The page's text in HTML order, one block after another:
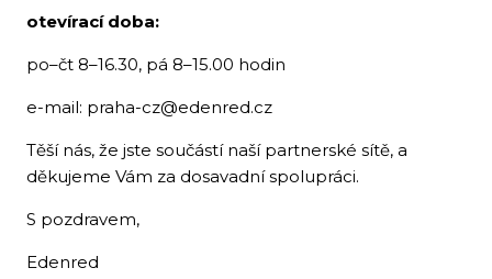
otevírací doba:
po–čt 8–16.30, pá 8–15.00 hodin
e-mail: praha-cz@edenred.cz
Těší nás, že jste součástí naší partnerské sítě, a
děkujeme Vám za dosavadní spolupráci.
S pozdravem,
Edenred